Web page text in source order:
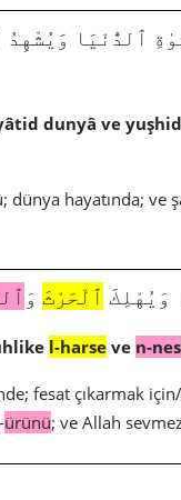
dunyâ ve
dünya hayatında;
وَيُهْلِكَ ٱلْحَرْثَ وَ
l-harse ve n-
fesat çıkarmak
-ürünü; ve Allah